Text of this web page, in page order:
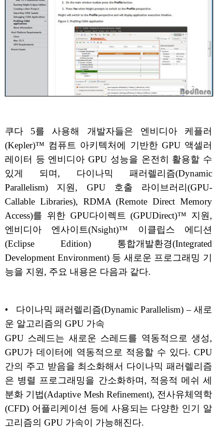
쿠다 5를 사용해 개발자들은 엔비디아 케플러
(Kepler)™ 컴퓨트 아키텍처에 기반한 GPU 액셀러
레이터 등 엔비디아 GPU 성능을 온전히 활용할 수
있게 되며, 다이나믹 패러렐리즘(Dynamic
Parallelism) 지원, GPU 호출 라이브러리(GPU-
Callable Libraries), RDMA (Remote Direct Memory
Access)를 위한 GPU다이렉트 (GPUDirect)™ 지원,
엔비디아 엔사이트(Nsight)™ 이클립스 에디션
(Eclipse Edition) 통합개발환경(Integrated
Development Environment) 등 새로운 프로그래밍 기
능을 지원, 주요 내용은 다음과 같다.
• 다이나믹 패러렐리즘(Dynamic Parallelism) – 새로
운 알고리즘의 GPU 가속
GPU 스레드는 새로운 스레드를 역동적으로 생성,
GPU가 데이터에 역동적으로 적응할 수 있다. CPU
간의 주고 받음을 최소화해서 다이나믹 패러렐리즘
은 병렬 프로그래밍을 간소화하며, 적응적 메쉬 세
분화 기법(Adaptive Mesh Refinement), 전사유체역학
(CFD) 어플리케이션 등에 사용되는 다양한 인기 알
고리즘의 GPU 가속이 가능해진다.